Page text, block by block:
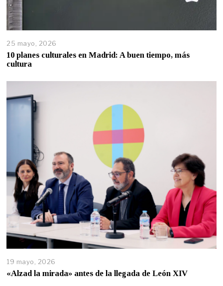
25 mayo, 2026
10 planes culturales en Madrid: A buen tiempo, más
cultura
19 mayo, 2026
«Alzad la mirada» antes de la llegada de León XIV